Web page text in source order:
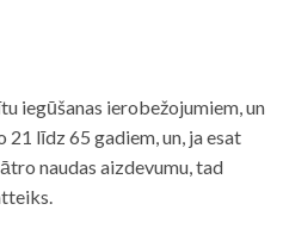
iegūšanas ierobežojumiem, un
līdz 65 gadiem, un, ja esat
naudas aizdevumu, tad